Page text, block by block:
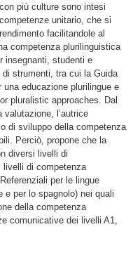
più culture sono intesi
unitario, che si
facilitandole al
competenza plurilinguistica
insegnanti, studenti e
strumenti, tra cui la Guida
educazione plurilingue e
pluralistic approaches. Dal
l’autrice
di sviluppo della competenza
Perciò, propone che la
diversi livelli di
livelli di competenza
per le lingue
e per lo spagnolo) nei quali
della competenza
comunicative dei livelli A1,